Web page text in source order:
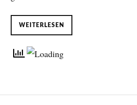
WEITERLESEN